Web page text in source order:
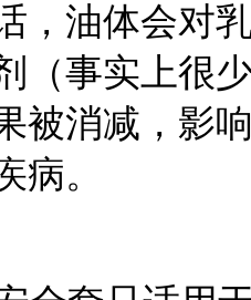
，油体会对
（事实上很
被消减，影
病。